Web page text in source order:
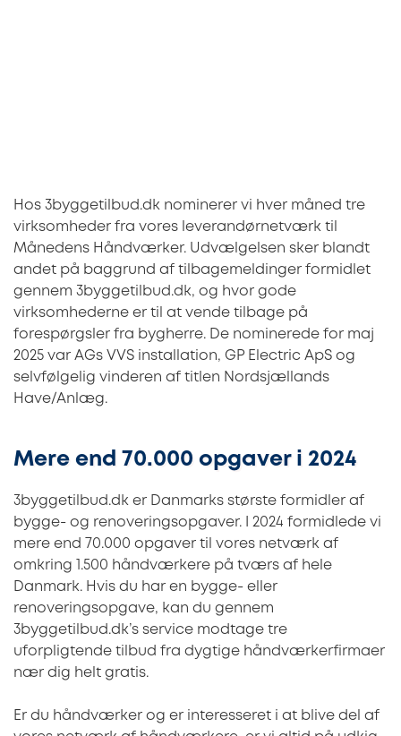
Hos 3byggetilbud.dk nominerer vi hver måned tre
virksomheder fra vores leverandørnetværk til
Månedens Håndværker. Udvælgelsen sker blandt
andet på baggrund af tilbagemeldinger formidlet
gennem 3byggetilbud.dk, og hvor gode
virksomhederne er til at vende tilbage på
forespørgsler fra bygherre. De nominerede for maj
2025 var AGs VVS installation, GP Electric ApS og
selvfølgelig vinderen af titlen Nordsjællands
Have/Anlæg.
Mere end 70.000 opgaver i 2024
3byggetilbud.dk er Danmarks største formidler af
bygge- og renoveringsopgaver. I 2024 formidlede vi
mere end 70.000 opgaver til vores netværk af
omkring 1.500 håndværkere på tværs af hele
Danmark. Hvis du har en bygge- eller
renoveringsopgave, kan du gennem
3byggetilbud.dk’s service modtage tre
uforpligtende tilbud fra dygtige håndværkerfirmaer
nær dig helt gratis.
Er du håndværker og er interesseret i at blive del af